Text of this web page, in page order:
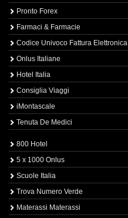
Pronto Forex
Farmaci & Farmacie
Codice Univoco Fattura Elettronica
Onlus Italiane
Hotel Italia
Consiglia Viaggi
iMontascale
Tenuta De Medici
800 Hotel
5 x 1000 Onlus
Scuole Italia
Trova Numero Verde
Materassi Materassi